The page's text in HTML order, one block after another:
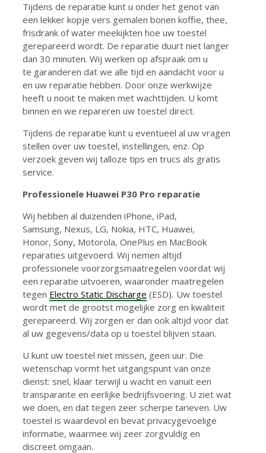
Tijdens de reparatie kunt u onder het genot van
een lekker kopje vers gemalen bonen koffie, thee,
frisdrank of water meekijkten hoe uw toestel
gerepareerd wordt. De reparatie duurt niet langer
dan 30 minuten. Wij werken op afspraak om u
te garanderen dat we alle tijd en aandacht voor u
en uw reparatie hebben. Door onze werkwijze
heeft u nooit te maken met wachttijden. U komt
binnen en we repareren uw toestel direct.
Tijdens de reparatie kunt u eventueel al uw vragen
stellen over uw toestel, instellingen, enz. Op
verzoek geven wij talloze tips en trucs als gratis
service.
Professionele Huawei P30 Pro reparatie
Wij hebben al duizenden iPhone, iPad,
Samsung, Nexus, LG, Nokia, HTC, Huawei,
Honor, Sony, Motorola, OnePlus en MacBook
reparaties uitgevoerd. Wij nemen altijd
professionele voorzorgsmaatregelen voordat wij
een reparatie uitvoeren, waaronder maatregelen
tegen Electro Static Discharge (ESD). Uw toestel
wordt met de grootst mogelijke zorg en kwaliteit
gerepareerd. Wij zorgen er dan ook altijd voor dat
al uw gegevens/data op u toestel blijven staan.
U kunt uw toestel niet missen, geen uur. Die
wetenschap vormt het uitgangspunt van onze
dienst: snel, klaar terwijl u wacht en vanuit een
transparante en eerlijke bedrijfsvoering. U ziet wat
we doen, en dat tegen zeer scherpe tarieven. Uw
toestel is waardevol en bevat privacygevoelige
informatie, waarmee wij zeer zorgvuldig en
discreet omgaan.